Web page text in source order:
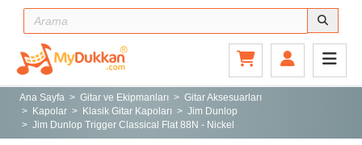
Ana Sayfa
Gitar ve Ekipmanları
Sahne ve Stüdyo
Ana Sayfa Gitar ve Ekipmanları
Gitar Aksesuarları
Kapolar
Klasik Gitar Kapoları
Jim Dunlop
Jim Dunlop Trigger Classical Flat 88N - Nickel